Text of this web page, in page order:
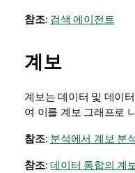
참조: 검색 에이전트
계보
계보는 데이터 및 데이
여 이를 계보 그래프로
참조: 분석에서 계보 분
참조: 데이터 통합의 계